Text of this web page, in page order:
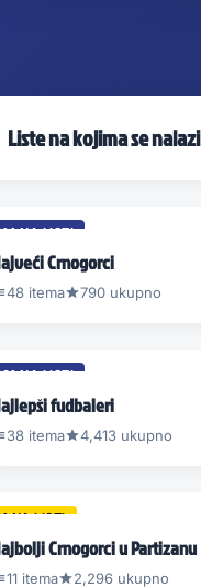
Liste na kojima se nalazi
NA LISTI
Crnogorci
48 itema 790 ukupno
NA LISTI
fudbaleri
38 itema 4,413 ukupno
NA LISTI
Crnogorci u Partizanu
11 itema 2,296 ukupno